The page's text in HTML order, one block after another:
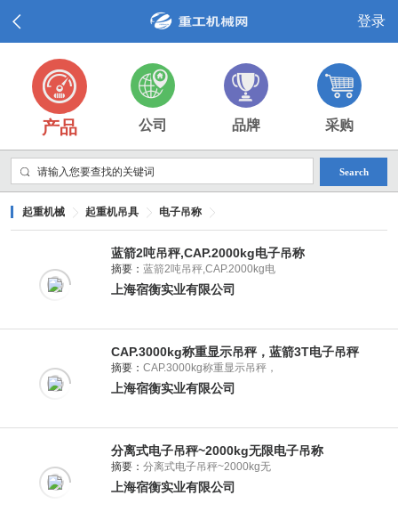
登录
产品 公司 品牌 采购
Search
起重机械 起重机吊具 电子吊称
蓝箭2吨吊秤,CAP.2000kg电子吊称
摘要： 蓝箭2吨吊秤,CAP.2000kg电
上海宿衡实业有限公司
CAP.3000kg称重显示吊秤，蓝箭3T电子吊秤
摘要： CAP.3000kg称重显示吊秤，
上海宿衡实业有限公司
分离式电子吊秤~2000kg无限电子吊称
摘要： 分离式电子吊秤~2000kg无
上海宿衡实业有限公司